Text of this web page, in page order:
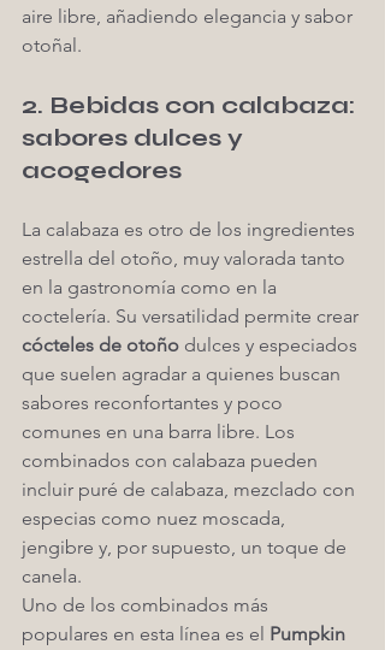
aire libre, añadiendo elegancia y sabor
otoñal.
2. Bebidas con calabaza:
sabores dulces y
acogedores
La calabaza es otro de los ingredientes
estrella del otoño, muy valorada tanto
en la gastronomía como en la
coctelería. Su versatilidad permite crear
cócteles de otoño dulces y especiados
que suelen agradar a quienes buscan
sabores reconfortantes y poco
comunes en una barra libre. Los
combinados con calabaza pueden
incluir puré de calabaza, mezclado con
especias como nuez moscada,
jengibre y, por supuesto, un toque de
canela.
Uno de los combinados más
populares en esta línea es el Pumpkin